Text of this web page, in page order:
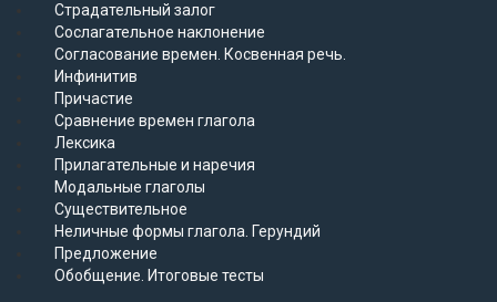
Страдательный залог
Сослагательное наклонение
Согласование времен. Косвенная речь.
Инфинитив
Причастие
Сравнение времен глагола
Лексика
Прилагательные и наречия
Модальные глаголы
Существительное
Неличные формы глагола. Герундий
Предложение
Обобщение. Итоговые тесты